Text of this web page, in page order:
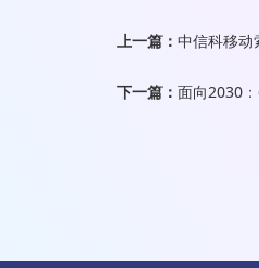
上一篇： 中信科移动
下一篇： 面向2030